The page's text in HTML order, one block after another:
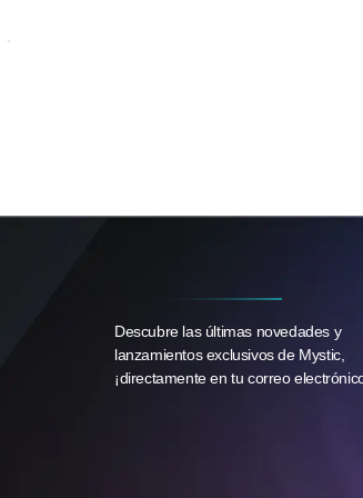
Descubre las últimas novedades y
lanzamientos exclusivos de Mystic,
¡directamente en tu correo